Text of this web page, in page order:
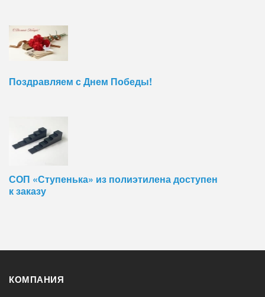
Поздравляем с Днем Победы!
СОП «Ступенька» из полиэтилена доступен
к заказу
КОМПАНИЯ